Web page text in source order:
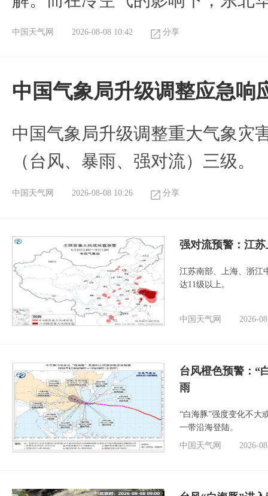
中国天气网 2026-08-08 10:42 分享
中国气象局升级调整应急响
中国气象局升级调整重大气象灾
（台风、暴雨、强对流）三级。
中国天气网 2026-08-08 10:26 分享
强对流预警：江
江苏南部、上海、浙江
达11级以上。
中国天气网 2026-
台风橙色预警：“
雨
“白海豚”强度变化不大
一带沿海登陆。
中国天气网
2026-